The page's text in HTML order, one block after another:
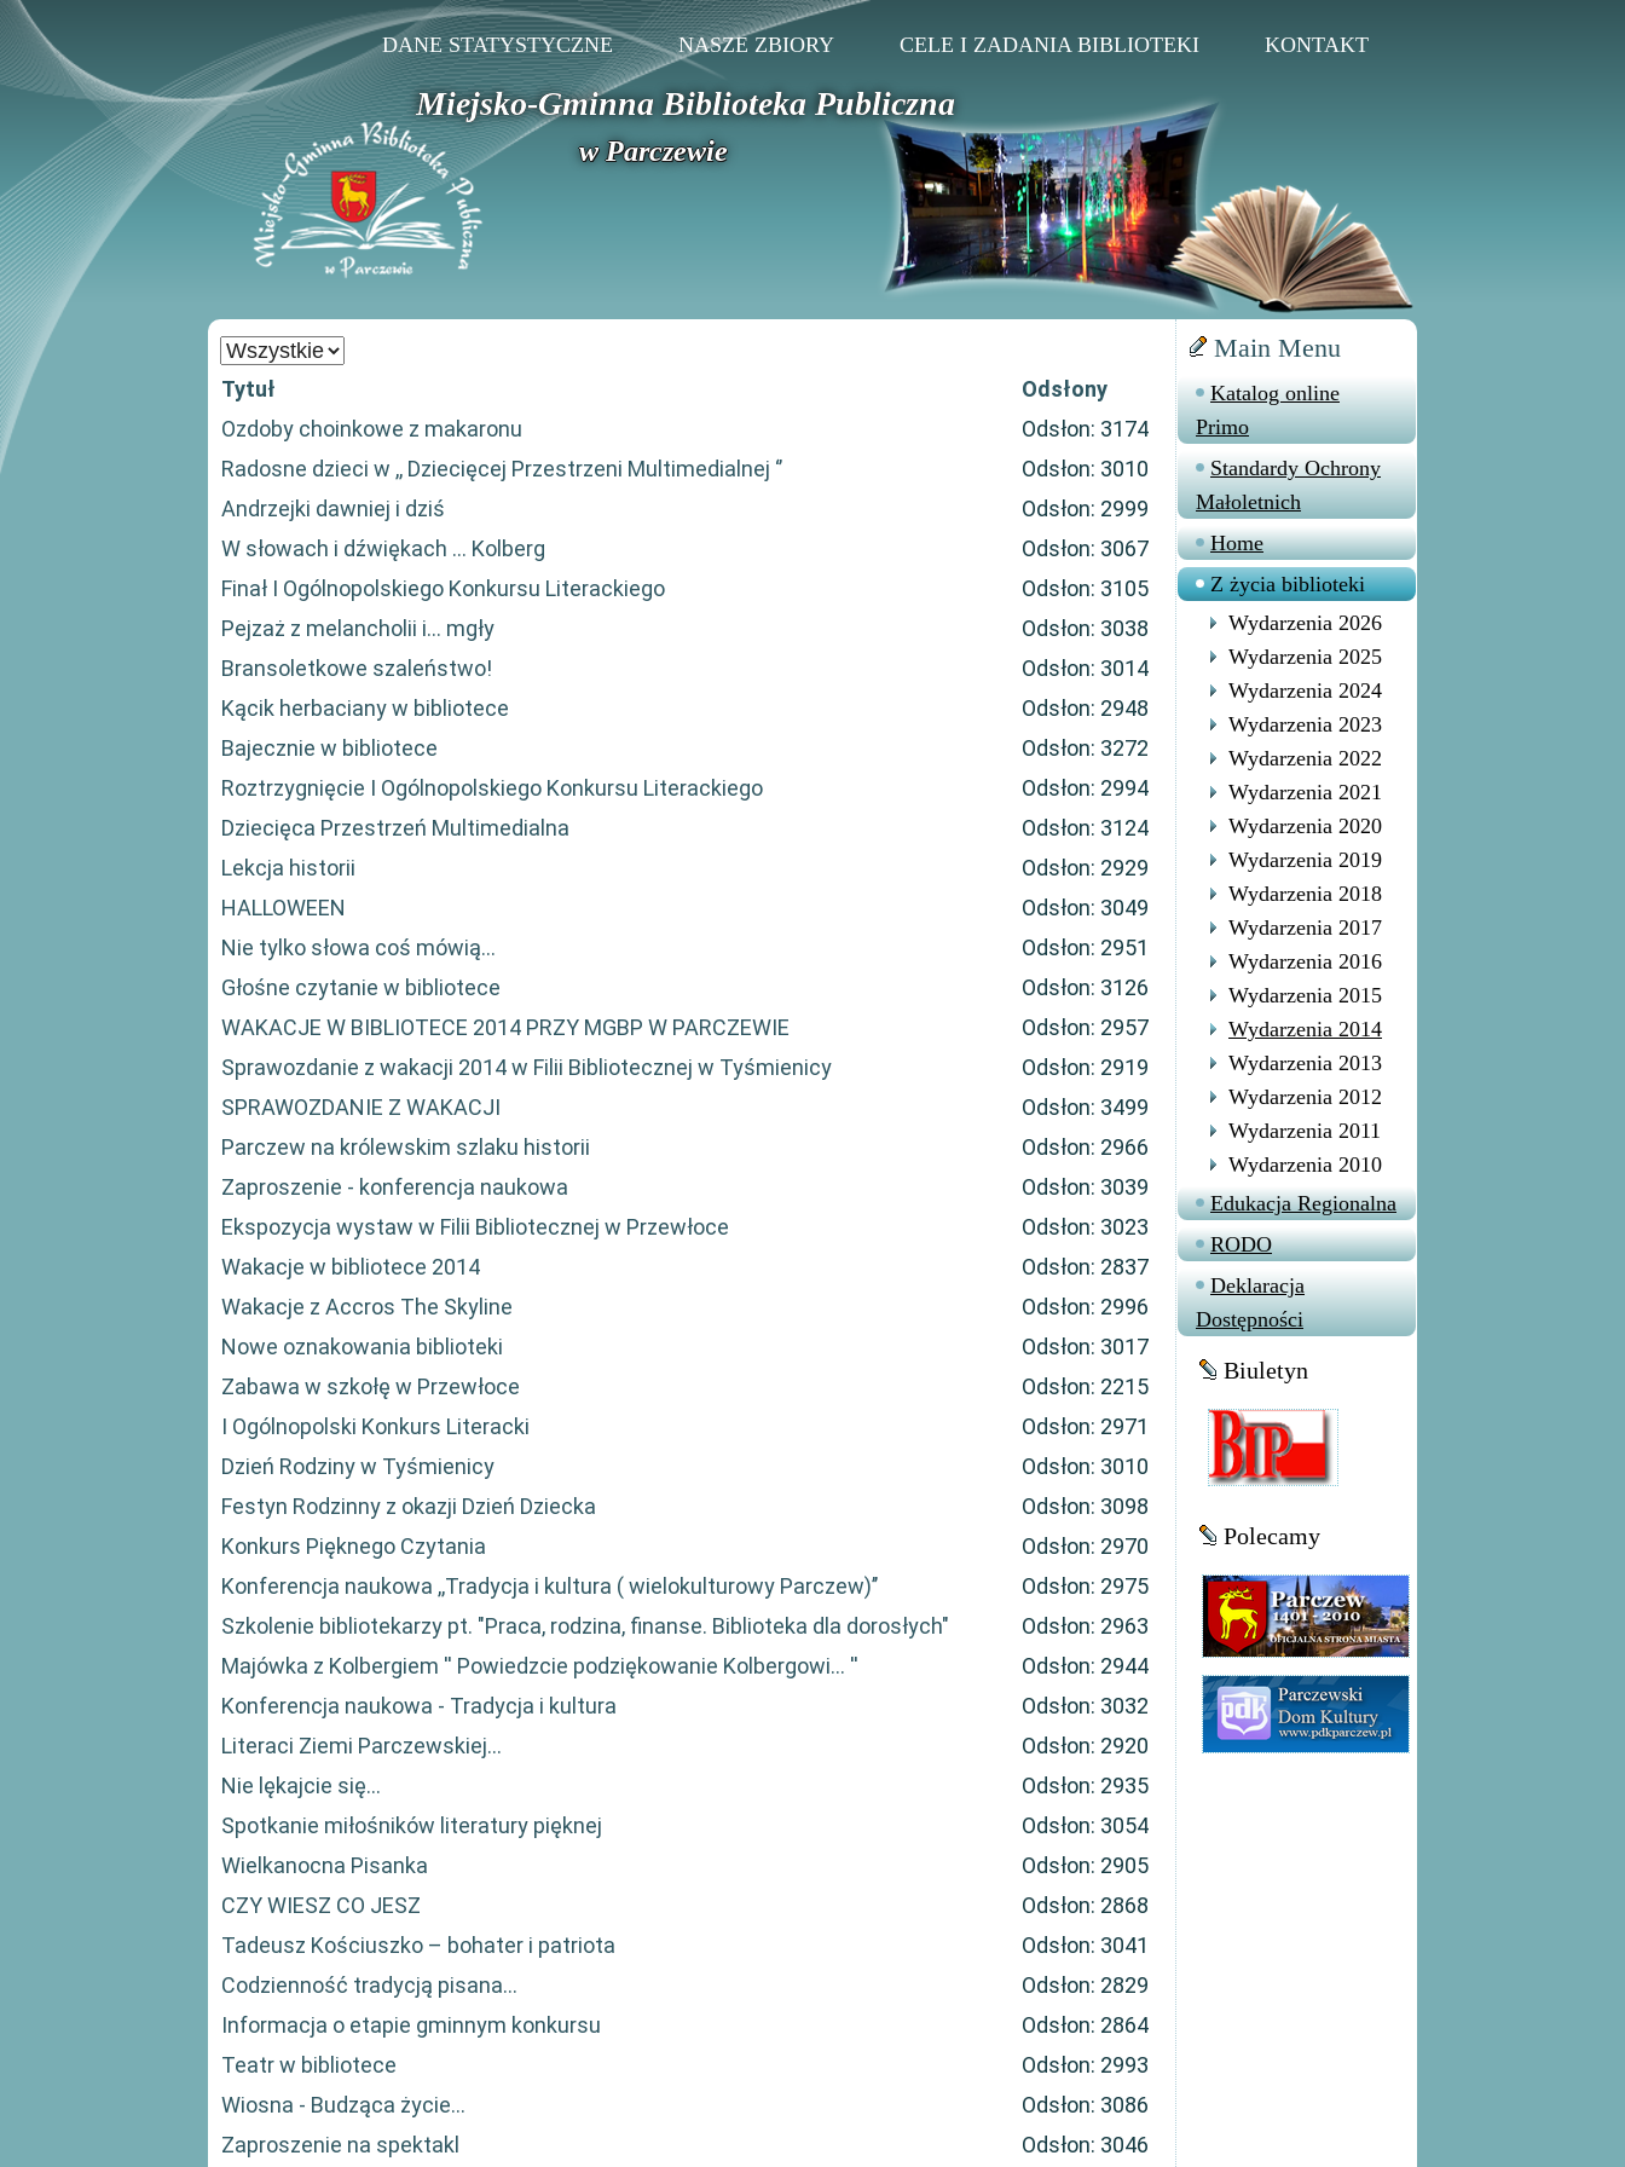
DANE STATYSTYCZNE NASZE ZBIORY CELE I ZADANIA BIBLIOTEKI KONTAKT
Miejsko-Gminna Biblioteka Publiczna
w Parczewie
Pokaż
#
Tytuł
Odsłony
Ozdoby choinkowe z makaronu
Odsłon: 3174
Radosne dzieci w ,, Dziecięcej Przestrzeni Multimedialnej ‘’
Odsłon: 3010
Andrzejki dawniej i dziś
Odsłon: 2999
W słowach i dźwiękach … Kolberg
Odsłon: 3067
Finał I Ogólnopolskiego Konkursu Literackiego
Odsłon: 3105
Pejzaż z melancholii i... mgły
Odsłon: 3038
Bransoletkowe szaleństwo!
Odsłon: 3014
Kącik herbaciany w bibliotece
Odsłon: 2948
Bajecznie w bibliotece
Odsłon: 3272
Roztrzygnięcie I Ogólnopolskiego Konkursu Literackiego
Odsłon: 2994
Dziecięca Przestrzeń Multimedialna
Odsłon: 3124
Lekcja historii
Odsłon: 2929
HALLOWEEN
Odsłon: 3049
Nie tylko słowa coś mówią...
Odsłon: 2951
Głośne czytanie w bibliotece
Odsłon: 3126
WAKACJE W BIBLIOTECE 2014 PRZY MGBP W PARCZEWIE
Odsłon: 2957
Sprawozdanie z wakacji 2014 w Filii Bibliotecznej w Tyśmienicy
Odsłon: 2919
SPRAWOZDANIE Z WAKACJI
Odsłon: 3499
Parczew na królewskim szlaku historii
Odsłon: 2966
Zaproszenie - konferencja naukowa
Odsłon: 3039
Ekspozycja wystaw w Filii Bibliotecznej w Przewłoce
Odsłon: 3023
Wakacje w bibliotece 2014
Odsłon: 2837
Wakacje z Accros The Skyline
Odsłon: 2996
Nowe oznakowania biblioteki
Odsłon: 3017
Zabawa w szkołę w Przewłoce
Odsłon: 2215
I Ogólnopolski Konkurs Literacki
Odsłon: 2971
Dzień Rodziny w Tyśmienicy
Odsłon: 3010
Festyn Rodzinny z okazji Dzień Dziecka
Odsłon: 3098
Konkurs Pięknego Czytania
Odsłon: 2970
Konferencja naukowa ,,Tradycja i kultura ( wielokulturowy Parczew)’’
Odsłon: 2975
Szkolenie bibliotekarzy pt. "Praca, rodzina, finanse. Biblioteka dla dorosłych"
Odsłon: 2963
Majówka z Kolbergiem '' Powiedzcie podziękowanie Kolbergowi... ''
Odsłon: 2944
Konferencja naukowa - Tradycja i kultura
Odsłon: 3032
Literaci Ziemi Parczewskiej…
Odsłon: 2920
Nie lękajcie się…
Odsłon: 2935
Spotkanie miłośników literatury pięknej
Odsłon: 3054
Wielkanocna Pisanka
Odsłon: 2905
CZY WIESZ CO JESZ
Odsłon: 2868
Tadeusz Kościuszko – bohater i patriota
Odsłon: 3041
Codzienność tradycją pisana…
Odsłon: 2829
Informacja o etapie gminnym konkursu
Odsłon: 2864
Teatr w bibliotece
Odsłon: 2993
Wiosna - Budząca życie...
Odsłon: 3086
Zaproszenie na spektakl
Odsłon: 3046
Main Menu
Katalog online
Primo
Standardy Ochrony
Małoletnich
Home
Z życia biblioteki
Wydarzenia 2026
Wydarzenia 2025
Wydarzenia 2024
Wydarzenia 2023
Wydarzenia 2022
Wydarzenia 2021
Wydarzenia 2020
Wydarzenia 2019
Wydarzenia 2018
Wydarzenia 2017
Wydarzenia 2016
Wydarzenia 2015
Wydarzenia 2014
Wydarzenia 2013
Wydarzenia 2012
Wydarzenia 2011
Wydarzenia 2010
Edukacja Regionalna
RODO
Deklaracja
Dostępności
Biuletyn
Polecamy